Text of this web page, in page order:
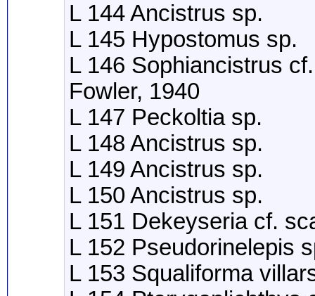
L 144 Ancistrus sp.
L 145 Hypostomus sp.
L 146 Sophiancistrus
Fowler, 1940
L 147 Peckoltia sp.
L 148 Ancistrus sp.
L 149 Ancistrus sp.
L 150 Ancistrus sp.
L 151 Dekeyseria cf.
L 152 Pseudorinelepis
L 153 Squaliforma